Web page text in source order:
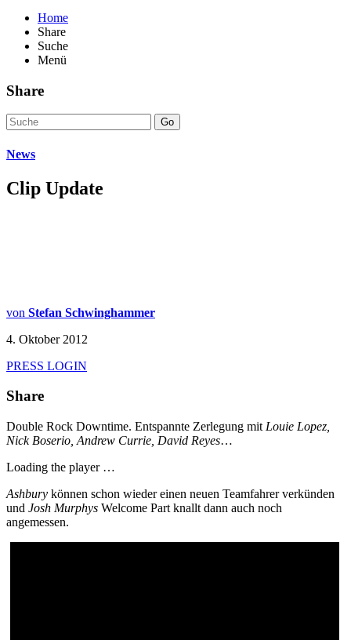
Home
Share
Suche
Menü
Share
Go
News
Clip Update
von Stefan Schwinghammer
4. Oktober 2012
PRESS LOGIN
Share
Double Rock Downtime. Entspannte Zerlegung mit Louie Lopez,
Nick Boserio, Andrew Currie, David Reyes…
Loading the player …
Ashbury können schon wieder einen neuen Teamfahrer verkünden
und Josh Murphys Welcome Part knallt dann auch noch
angemessen.